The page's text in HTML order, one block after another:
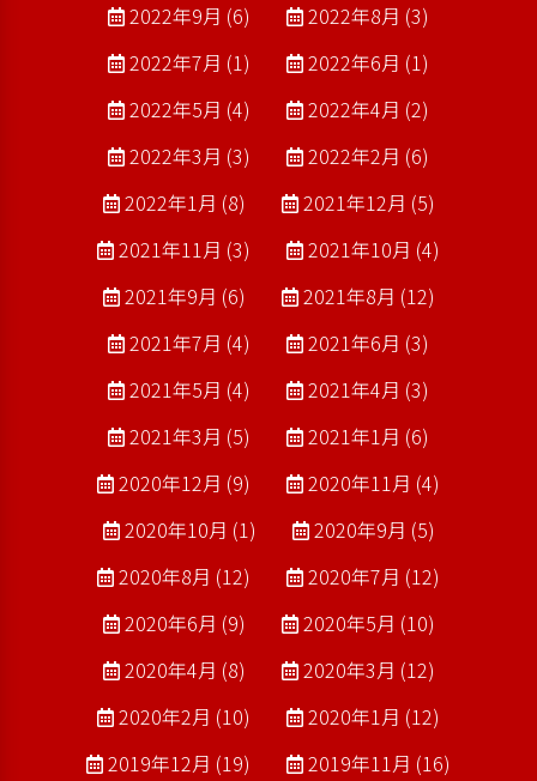
2022年9月 (6)
2022年8月 (3)
2022年7月 (1)
2022年6月 (1)
2022年5月 (4)
2022年4月 (2)
2022年3月 (3)
2022年2月 (6)
2022年1月 (8)
2021年12月 (5)
2021年11月 (3)
2021年10月 (4)
2021年9月 (6)
2021年8月 (12)
2021年7月 (4)
2021年6月 (3)
2021年5月 (4)
2021年4月 (3)
2021年3月 (5)
2021年1月 (6)
2020年12月 (9)
2020年11月 (4)
2020年10月 (1)
2020年9月 (5)
2020年8月 (12)
2020年7月 (12)
2020年6月 (9)
2020年5月 (10)
2020年4月 (8)
2020年3月 (12)
2020年2月 (10)
2020年1月 (12)
2019年12月 (19)
2019年11月 (16)